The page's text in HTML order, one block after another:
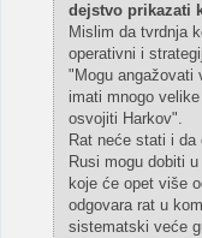
dejstvo prikazati
Mislim da tvrdnja
operativni i
"Mogu angažovati
imati mnogo
osvojiti Harkov".
Rat neće stati i
Rusi mogu dobiti
koje će opet više
odgovara rat u
sistematski veće